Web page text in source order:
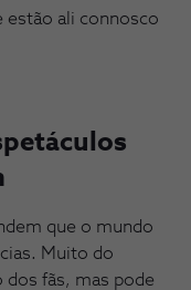
estão ali connosco
que o mundo
Muito do
dos fãs, mas pode